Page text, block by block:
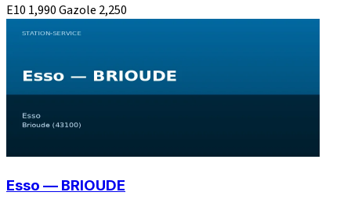
E10 1,990Gazole 2,250
Esso — BRIOUDE